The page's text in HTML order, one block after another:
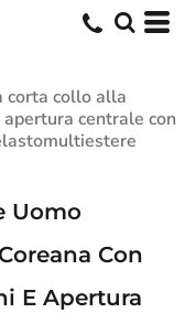
corta collo alla
centrale con
Uomo
Con
E Apertura